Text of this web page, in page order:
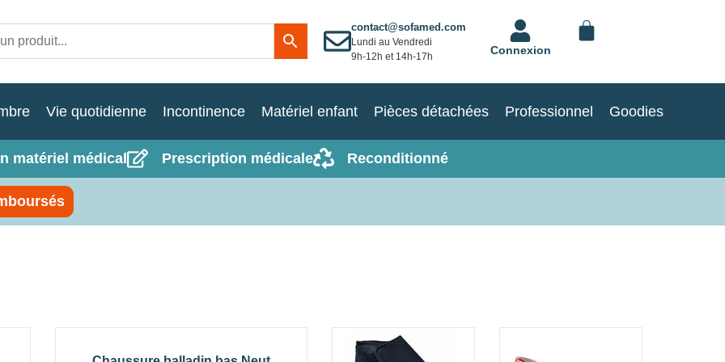
contact@sofamed.com
Lundi au Vendredi
9h-12h et 14h-17h
Connexion
Vie quotidienne Incontinence Matériel enfant Pièces détachées Professionnel Goodies
matériel médical Prescription médicale Reconditionné